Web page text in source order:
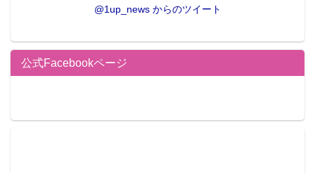
@1up_news からのツイート
公式Facebookページ